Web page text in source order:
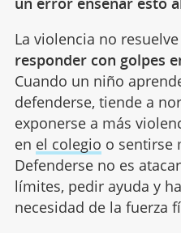
La violencia no
responder con golpes
Cuando un niño
defenderse, tiende a
exponerse a más
en el colegio o sentirse
Defenderse no es
límites, pedir ayuda y
necesidad de la fuerza